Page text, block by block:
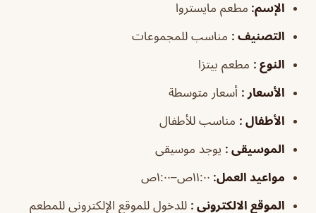
الإسم: مطعم مايستروا
التصنيف : مناسب للمجموعات
النوع : مطعم بيتزا
الأسعار : أسعار متوسطة
الأطفال : مناسب للأطفال
الموسيقى : يوجد موسيقى
مواعيد العمل: ١١:٠٠ص–١:٠٠ص
الموقع الالكتروني : للدخول للموقع الإلكتروني للمطعم